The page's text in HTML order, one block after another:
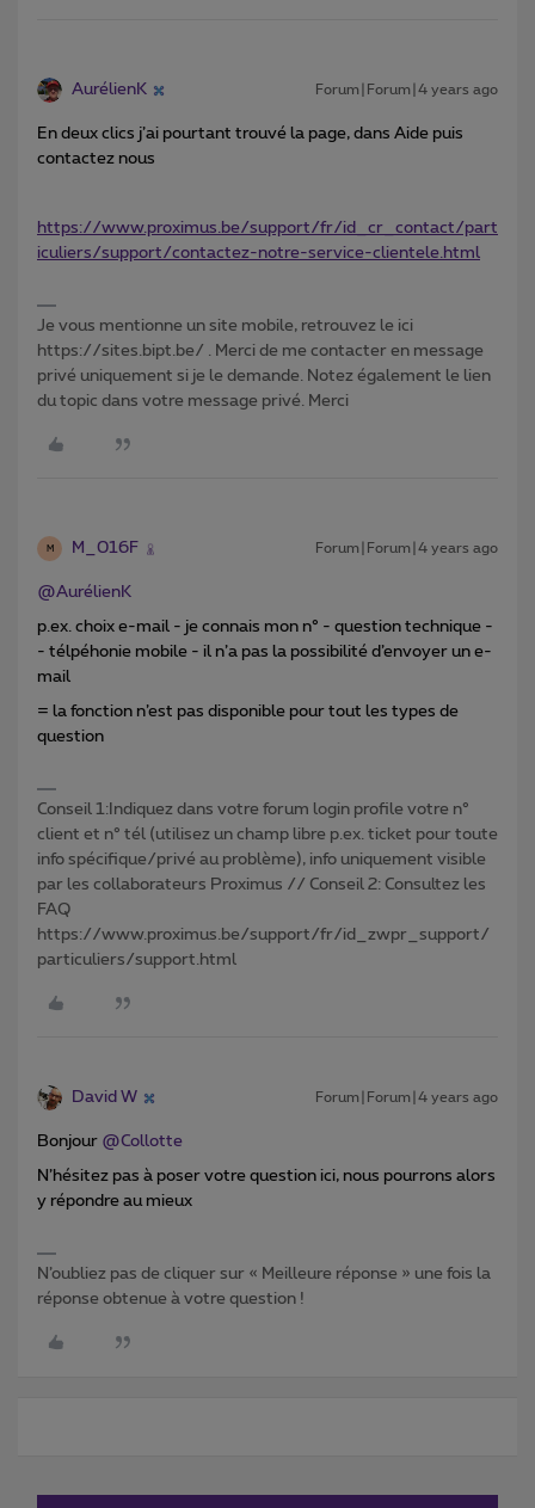
AurélienK Forum|Forum|4 years ago
En deux clics j’ai pourtant trouvé la page, dans Aide puis
contactez nous
https://www.proximus.be/support/fr/id_cr_contact/part
iculiers/support/contactez-notre-service-clientele.html
Je vous mentionne un site mobile, retrouvez le ici
https://sites.bipt.be/ . Merci de me contacter en message
privé uniquement si je le demande. Notez également le lien
du topic dans votre message privé. Merci
M M_016F Forum|Forum|4 years ago
@AurélienK
p.ex. choix e-mail - je connais mon n° - question technique -
- télpéhonie mobile - il n’a pas la possibilité d’envoyer un e-
mail
= la fonction n’est pas disponible pour tout les types de
question
Conseil 1:Indiquez dans votre forum login profile votre n°
client et n° tél (utilisez un champ libre p.ex. ticket pour toute
info spécifique/privé au problème), info uniquement visible
par les collaborateurs Proximus // Conseil 2: Consultez les
FAQ
https://www.proximus.be/support/fr/id_zwpr_support/
particuliers/support.html
David W Forum|Forum|4 years ago
Bonjour @Collotte
N’hésitez pas à poser votre question ici, nous pourrons alors
y répondre au mieux
N’oubliez pas de cliquer sur « Meilleure réponse » une fois la
réponse obtenue à votre question !